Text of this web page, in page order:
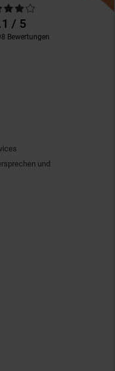
/ 5
Bewertungen
und